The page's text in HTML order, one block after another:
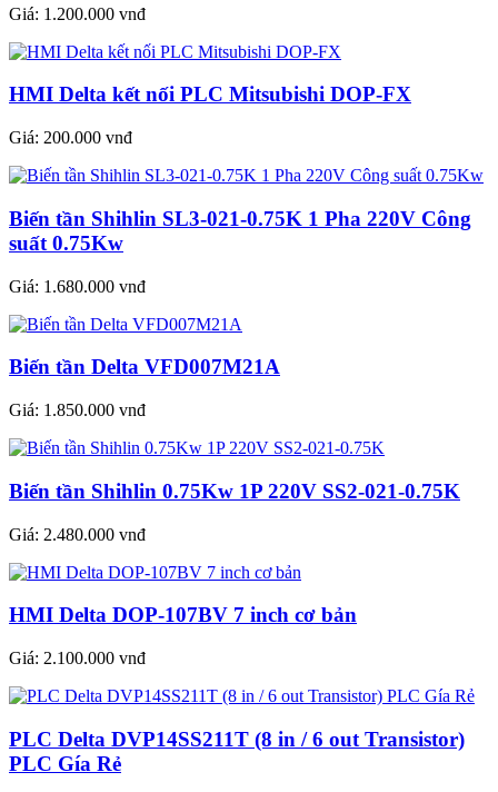
Giá: 1.200.000 vnđ
HMI Delta kết nối PLC Mitsubishi DOP-FX
Giá: 200.000 vnđ
Biến tần Shihlin SL3-021-0.75K 1 Pha 220V Công
suất 0.75Kw
Giá: 1.680.000 vnđ
Biến tần Delta VFD007M21A
Giá: 1.850.000 vnđ
Biến tần Shihlin 0.75Kw 1P 220V SS2-021-0.75K
Giá: 2.480.000 vnđ
HMI Delta DOP-107BV 7 inch cơ bản
Giá: 2.100.000 vnđ
PLC Delta DVP14SS211T (8 in / 6 out Transistor)
PLC Gía Rẻ